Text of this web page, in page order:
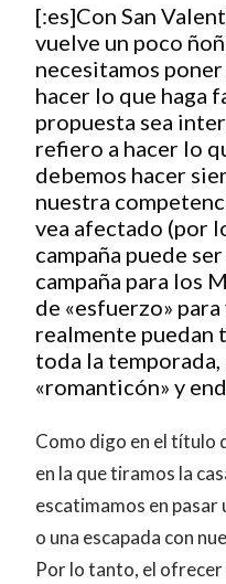
[:es]Con San
vuelve un poco
necesitamos
hacer lo que haga
propuesta sea
refiero a hacer lo
debemos hacer
nuestra
vea afectado (por
campaña puede
campaña para los
de «esfuerzo»
realmente puedan
toda la
«romanticón» y
Como digo en el título
en la que tiramos la
escatimamos en pasar
o una escapada con
Por lo tanto, el